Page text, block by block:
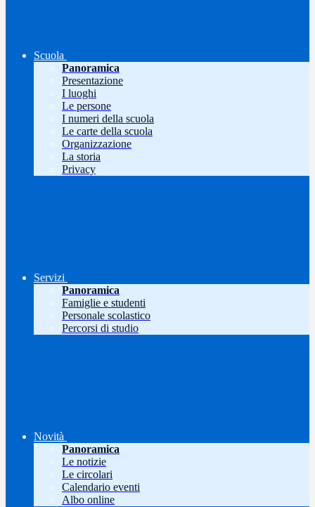
Scuola
Panoramica
Presentazione
I luoghi
Le persone
I numeri della scuola
Le carte della scuola
Organizzazione
La storia
Privacy
Servizi
Panoramica
Famiglie e studenti
Personale scolastico
Percorsi di studio
Novità
Panoramica
Le notizie
Le circolari
Calendario eventi
Albo online